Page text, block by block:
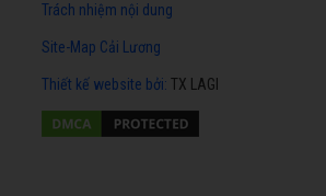
Trách nhiệm nội dung
Site-Map Cải Lương
Thiết kế website bởi: TX LAGI